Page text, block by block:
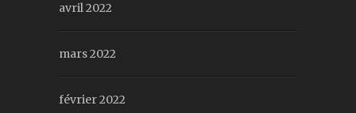
avril 2022
mars 2022
février 2022